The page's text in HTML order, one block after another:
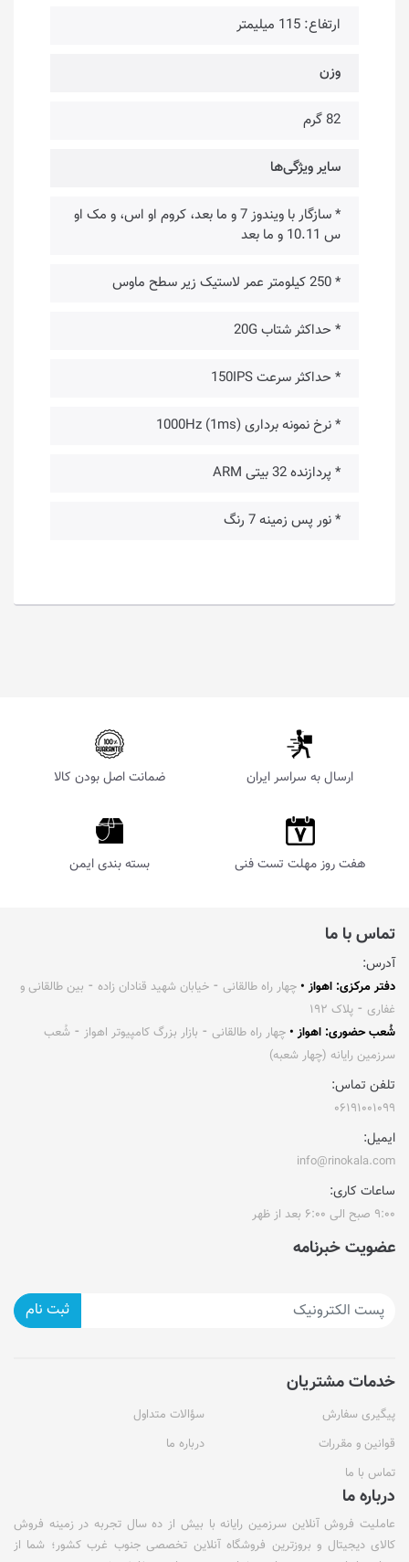
ارتفاع: 115 میلیمتر
وزن
82 گرم
سایر ویژگی‌ها
* سازگار با ویندوز 7 و ما بعد، کروم او اس، و مک او
س 10.11 و ما بعد
* 250 کیلومتر عمر لاستیک زیر سطح ماوس
* حداکثر شتاب 20G
* حداکثر سرعت 150IPS
* نرخ نمونه برداری 1000Hz (1ms)
* پردازنده 32 بیتی ARM
* نور پس زمینه 7 رنگ
ارسال به سراسر ایران ضمانت اصل بودن کالا
هفت روز مهلت تست فنی بسته بندی ایمن
تماس با ما
آدرس:
دفتر مرکزی: اهواز • چهار راه طالقانی ⁃ خیابان شهید قنادان زاده ⁃ بین طالقانی و
غفاری ⁃ پلاک ۱۹۲
شُعب حضوری: اهواز • چهار راه طالقانی ⁃ بازار بزرگ کامپیوتر اهواز ⁃ شُعب
سرزمین رایانه (چهار شعبه)
تلفن تماس:
۰۶۱۹۱۰۰۱۰۹۹
ایمیل:
info@rinokala.com
ساعات کاری:
۹:۰۰ صبح الی ۶:۰۰ بعد از ظهر
عضویت خبرنامه
ثبت نام
خدمات مشتریان
پیگیری سفارش
سؤالات متداول
قوانین و مقررات
درباره ما
تماس با ما
درباره ما
عاملیت فروش آنلاین سرزمین رایانه با بیش از ده سال تجربه در زمینه فروش
کالای دیجیتال و بروزترین فروشگاه آنلاین تخصصی جنوب غرب کشور؛ شما از